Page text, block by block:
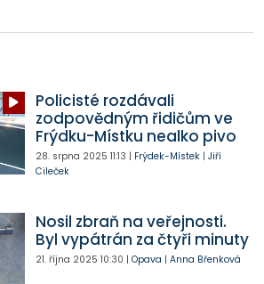
Policisté rozdávali
zodpovědným řidičům ve
Frýdku-Místku nealko pivo
28. srpna 2025 11:13 | Frýdek-Místek| Jiří
Cileček
Nosil zbraň na veřejnosti.
Byl vypátrán za čtyři minuty
21. října 2025 10:30 | Opava | Anna Břenková